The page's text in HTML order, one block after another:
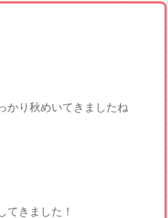
かり秋めいてきましたね
てきました！